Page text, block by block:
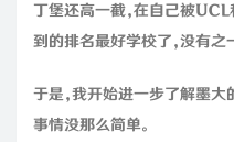
丁堡还高一截，在自己被
到的排名最好学校了，没有之
于是，我开始进一步了解墨大
事情没那么简单。